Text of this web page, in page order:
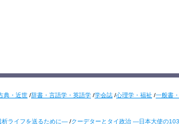
典・近世 /辞書・言語学・英語学 /学会誌 /心理学・福祉 /一般書
析ライフを送るために― /クーデターとタイ政治 ―日本大使の